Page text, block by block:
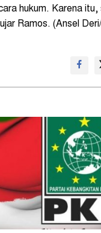
hukum. Karena
Ramos. (Ansel